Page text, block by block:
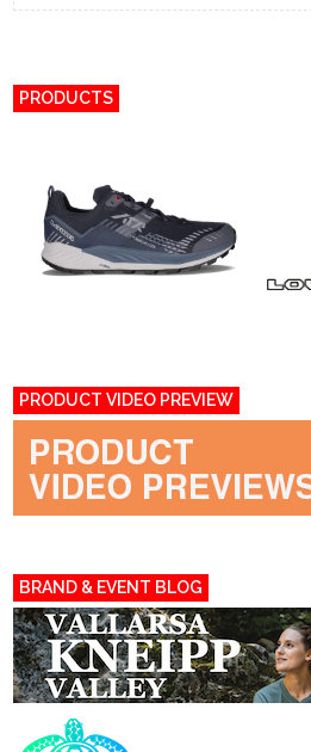
PRODUCTS
PRODUCT VIDEO PREVIEW
BRAND & EVENT BLOG